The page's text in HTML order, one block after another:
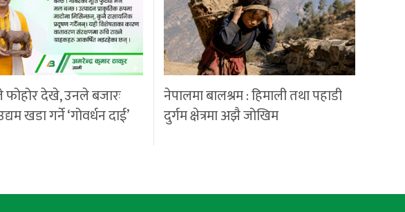
देखे, उनले बजारः
खडा गर्ने ‘गोवर्धन दाई’
नेपालमा बालश्रम : हिमाली तथा पहाडी
दुर्गम क्षेत्रमा अझै जोखिम